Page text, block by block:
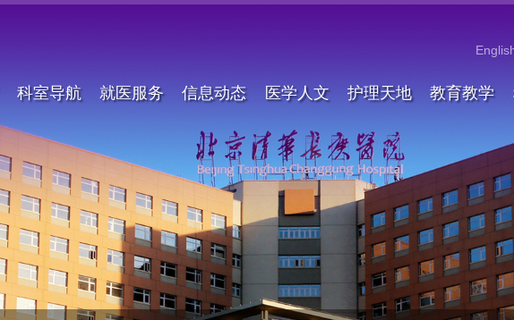
科室导航 就医服务 信息动态 医学人文 护理天地 教育教学